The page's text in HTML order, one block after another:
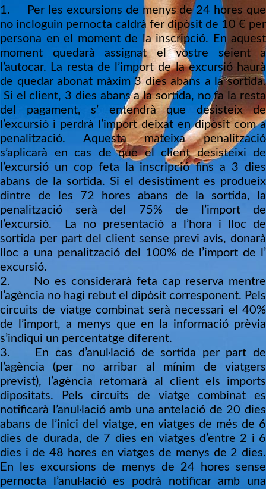
1. Per les excursions de menys de 24 hores que
no incloguin pernocta caldrà fer dipòsit de 10 € per
persona en el moment de la inscripció. En aquest
moment quedarà assignat el vostre seient a
l’autocar. La resta de l’import de la excursió haurà
de quedar abonat màxim 3 dies abans a la sortida.
Si el client, 3 dies abans a la sortida, no fa la resta
del pagament, s’ entendrà que desisteix de
l’excursió i perdrà l’import deixat en dipòsit com a
penalització. Aquesta mateixa penalització
s’aplicarà en cas de que el client desisteixi de
l’excursió un cop feta la inscripció fins a 3 dies
abans de la sortida. Si el desistiment es produeix
dintre de les 72 hores abans de la sortida, la
penalització serà del 75% de l’import de
l’excursió. La no presentació a l’hora i lloc de
sortida per part del client sense previ avís, donarà
lloc a una penalització del 100% de l’import de l’
excursió.
2. No es considerarà feta cap reserva mentre
l’agència no hagi rebut el dipòsit corresponent. Pels
circuits de viatge combinat serà necessari el 40%
de l’import, a menys que en la informació prèvia
s’indiqui un percentatge diferent.
3. En cas d’anul·lació de sortida per part de
l’agència (per no arribar al mínim de viatgers
previst), l’agència retornarà al client els imports
dipositats. Pels circuits de viatge combinat es
notificarà l’anul·lació amb una antelació de 20 dies
abans de l’inici del viatge, en viatges de més de 6
dies de durada, de 7 dies en viatges d’entre 2 i 6
dies i de 48 hores en viatges de menys de 2 dies.
En les excursions de menys de 24 hores sense
pernocta l’anul·lació es podrà notificar amb una